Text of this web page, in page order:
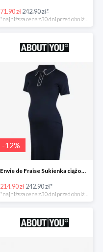
71.90 zł242.90 zł*
-12%
Envie de Fraise Sukienka ciążowa "Chantal" -12%
214.90 zł242.90 zł*
*najniższa cena z 30 dni przed obniżką